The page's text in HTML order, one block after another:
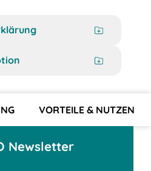
VORTEILE & NUTZEN
Newsletter